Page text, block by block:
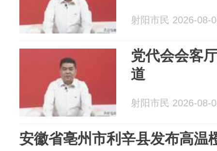
射阳市民 2026-08-
党代会会客
道
射阳市民 2026-08-
安徽省亳州市利辛县发布高温